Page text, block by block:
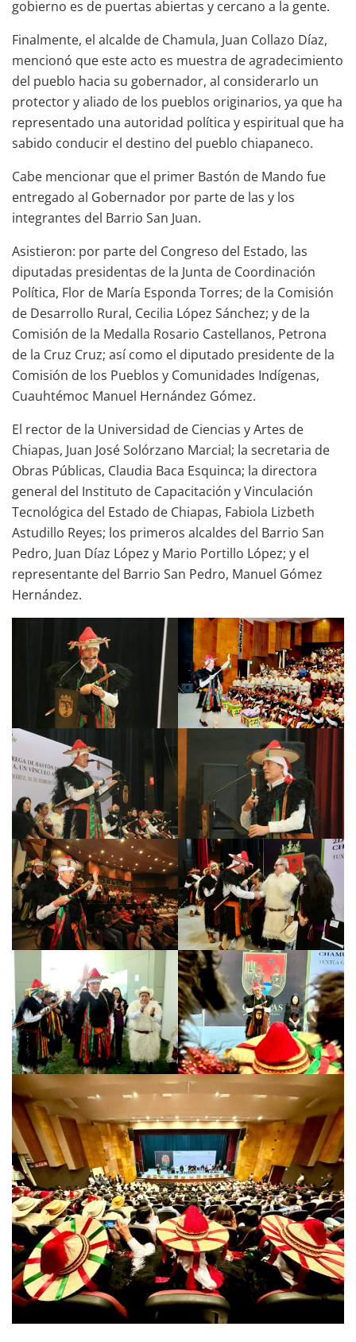
gobierno es de puertas abiertas y cercano a la gente.
Finalmente, el alcalde de Chamula, Juan Collazo Díaz,
mencionó que este acto es muestra de agradecimiento
del pueblo hacia su gobernador, al considerarlo un
protector y aliado de los pueblos originarios, ya que ha
representado una autoridad política y espiritual que ha
sabido conducir el destino del pueblo chiapaneco.
Cabe mencionar que el primer Bastón de Mando fue
entregado al Gobernador por parte de las y los
integrantes del Barrio San Juan.
Asistieron: por parte del Congreso del Estado, las
diputadas presidentas de la Junta de Coordinación
Política, Flor de María Esponda Torres; de la Comisión
de Desarrollo Rural, Cecilia López Sánchez; y de la
Comisión de la Medalla Rosario Castellanos, Petrona
de la Cruz Cruz; así como el diputado presidente de la
Comisión de los Pueblos y Comunidades Indígenas,
Cuauhtémoc Manuel Hernández Gómez.
El rector de la Universidad de Ciencias y Artes de
Chiapas, Juan José Solórzano Marcial; la secretaria de
Obras Públicas, Claudia Baca Esquinca; la directora
general del Instituto de Capacitación y Vinculación
Tecnológica del Estado de Chiapas, Fabiola Lizbeth
Astudillo Reyes; los primeros alcaldes del Barrio San
Pedro, Juan Díaz López y Mario Portillo López; y el
representante del Barrio San Pedro, Manuel Gómez
Hernández.